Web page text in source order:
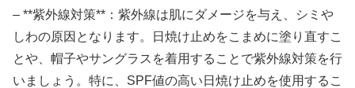
– **紫外線対策**：紫外線は肌にダメージを与え、シミや
しわの原因となります。日焼け止めをこまめに塗り直すこ
とや、帽子やサングラスを着用することで紫外線対策を行
いましょう。特に、SPF値の高い日焼け止めを使用するこ